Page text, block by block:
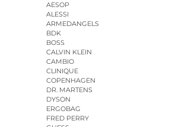
AESOP
ALESSI
ARMEDANGELS
BDK
BOSS
CALVIN KLEIN
CAMBIO
CLINIQUE
COPENHAGEN
DR. MARTENS
DYSON
ERGOBAG
FRED PERRY